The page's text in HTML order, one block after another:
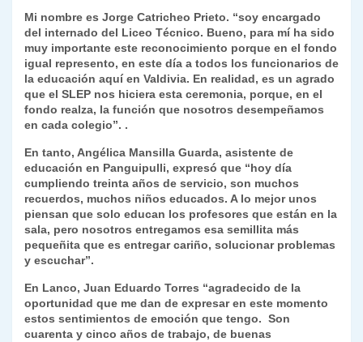
Mi nombre es Jorge Catricheo Prieto. “soy encargado
del internado del Liceo Técnico. Bueno, para mí ha sido
muy importante este reconocimiento porque en el fondo
igual represento, en este día a todos los funcionarios de
la educación aquí en Valdivia. En realidad, es un agrado
que el SLEP nos hiciera esta ceremonia, porque, en el
fondo realza, la función que nosotros desempeñamos
en cada colegio”. .
En tanto, Angélica Mansilla Guarda, asistente de
educación en Panguipulli, expresó que “hoy día
cumpliendo treinta años de servicio, son muchos
recuerdos, muchos niños educados. A lo mejor unos
piensan que solo educan los profesores que están en la
sala, pero nosotros entregamos esa semillita más
pequeñita que es entregar cariño, solucionar problemas
y escuchar”.
En Lanco, Juan Eduardo Torres “agradecido de la
oportunidad que me dan de expresar en este momento
estos sentimientos de emoción que tengo. Son
cuarenta y cinco años de trabajo, de buenas